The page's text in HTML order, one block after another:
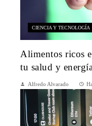
CIENCIA Y TECNOLOGÍA
Alimentos ricos
tu salud y
Alfredo Alvarado